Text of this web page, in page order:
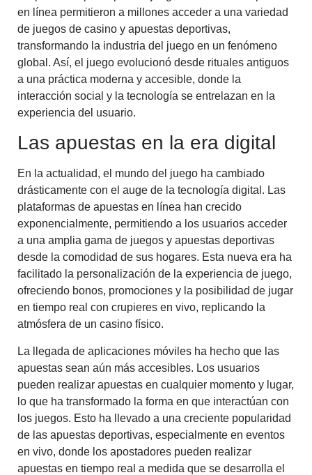
en línea permitieron a millones acceder a una variedad
de juegos de casino y apuestas deportivas,
transformando la industria del juego en un fenómeno
global. Así, el juego evolucionó desde rituales antiguos
a una práctica moderna y accesible, donde la
interacción social y la tecnología se entrelazan en la
experiencia del usuario.
Las apuestas en la era digital
En la actualidad, el mundo del juego ha cambiado
drásticamente con el auge de la tecnología digital. Las
plataformas de apuestas en línea han crecido
exponencialmente, permitiendo a los usuarios acceder
a una amplia gama de juegos y apuestas deportivas
desde la comodidad de sus hogares. Esta nueva era ha
facilitado la personalización de la experiencia de juego,
ofreciendo bonos, promociones y la posibilidad de jugar
en tiempo real con crupieres en vivo, replicando la
atmósfera de un casino físico.
La llegada de aplicaciones móviles ha hecho que las
apuestas sean aún más accesibles. Los usuarios
pueden realizar apuestas en cualquier momento y lugar,
lo que ha transformado la forma en que interactúan con
los juegos. Esto ha llevado a una creciente popularidad
de las apuestas deportivas, especialmente en eventos
en vivo, donde los apostadores pueden realizar
apuestas en tiempo real a medida que se desarrolla el